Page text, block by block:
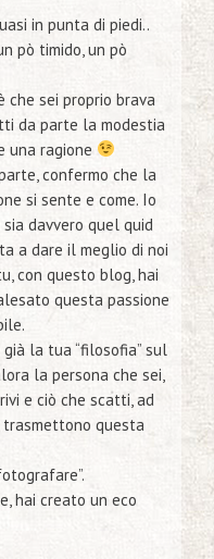
in punta di piedi..
pò timido, un pò
che sei proprio brava
da parte la modestia
una ragione
confermo che la
si sente e come. Io
davvero quel quid
a dare il meglio di noi
con questo blog, hai
questa passione
già la tua “filosofia” sul
la persona che sei,
e ciò che scatti, ad
trasmettono questa
hai creato un eco